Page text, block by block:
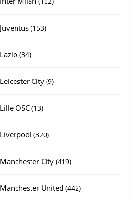
Juventus 153153
Lazio 3434
Leicester City 99
Lille OSC 1313
Liverpool 320320
Manchester City 419419
Manchester United 442442